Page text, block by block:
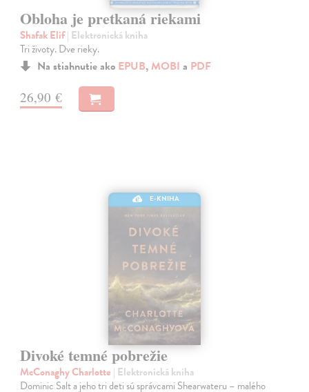
Obloha je pretkaná riekami
Shafak Elif| Elektronická kniha
Tri životy. Dve rieky.
Na stiahnutie ako EPUB, MOBI a PDF
26,90 €
E-KNIHA
Divoké temné pobrežie
McConaghy Charlotte | Elektronická kniha
Dominic Salt a jeho tri deti sú správcami Shearwateru – malého